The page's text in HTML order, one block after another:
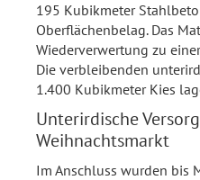
195 Kubikmeter
Oberflächenbelag. Das
Wiederverwertung zu
Die verbleibenden
1.400 Kubikmeter Kies
Unterirdische
Weihnachtsmarkt
Im Anschluss wurden bis